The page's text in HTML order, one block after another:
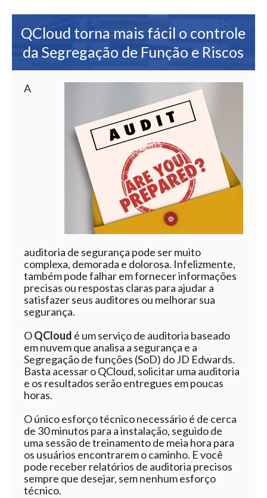
QCloud torna mais fácil o controle
da Segregação de Função e Riscos
A
auditoria de segurança pode ser muito
complexa, demorada e dolorosa. Infelizmente,
também pode falhar em fornecer informações
precisas ou respostas claras para ajudar a
satisfazer seus auditores ou melhorar sua
segurança.
OQCloud é um serviço de auditoria baseado
em nuvem que analisa a segurança e a
Segregação de funções (SoD) do JD Edwards.
Basta acessar o QCloud, solicitar uma auditoria
e os resultados serão entregues em poucas
horas.
O único esforço técnico necessário é de cerca
de 30 minutos para a instalação, seguido de
uma sessão de treinamento de meia hora para
os usuários encontrarem o caminho. E você
pode receber relatórios de auditoria precisos
sempre que desejar, sem nenhum esforço
técnico.